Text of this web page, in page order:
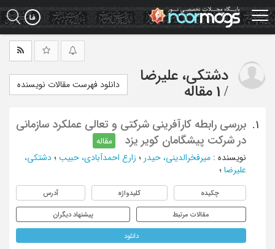
Skip
to
main
دشتکی، علیرضا
/ 1 مقاله دانلود فهرست مقالات نویسنده
1.
بررسی رابطه کارآفرینی شرکتی و تعالی عملکرد سازمانی
در شرکت پیشگامان کویر یزد
مقاله
نویسنده : میرفخرالدینی، حیدر ؛ زارع احمدآبادی، حبیب ؛ دشتکی،
علیرضا ؛
چکیده کلیدواژه آدرس
مقالات مرتبط پیشنهاد دیگران
دانلود